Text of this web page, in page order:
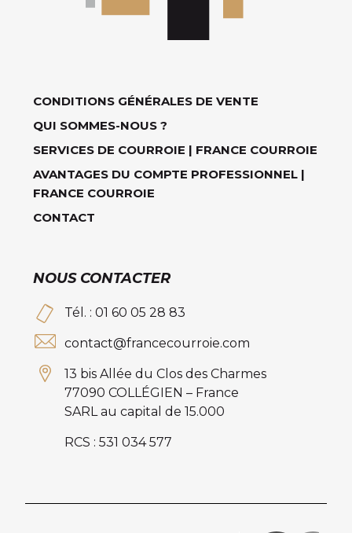
CONDITIONS GÉNÉRALES DE VENTE
QUI SOMMES-NOUS ?
SERVICES DE COURROIE | FRANCE COURROIE
AVANTAGES DU COMPTE PROFESSIONNEL |
FRANCE COURROIE
CONTACT
NOUS CONTACTER
Tél. : 01 60 05 28 83
contact@francecourroie.com
13 bis Allée du Clos des Charmes
77090 COLLÉGIEN – France
SARL au capital de 15.000
RCS : 531 034 577